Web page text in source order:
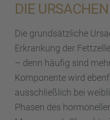
DIE URSACHEN
Die grund­sätz­li­che
Erkran­kung der
– denn häufig sind
Kompo­nente wird
ausschließ­lich bei
Phasen des